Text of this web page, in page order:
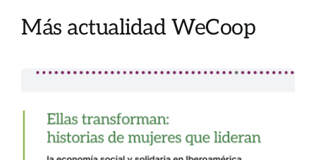
Más actualidad WeCoop